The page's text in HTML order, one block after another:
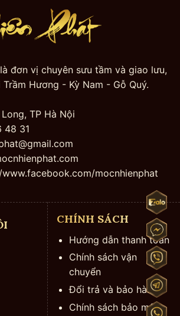
là đơn vị chuyên sưu tầm và giao lưu,
Hương - Kỳ Nam - Gỗ Quý.
TP Hà Nội
48 31
mocnhienphat
CHÍNH SÁCH
Hướng dẫn thanh toán
Chính sách vận
chuyển
Đổi trả và bảo hành
Chính sách bảo mật